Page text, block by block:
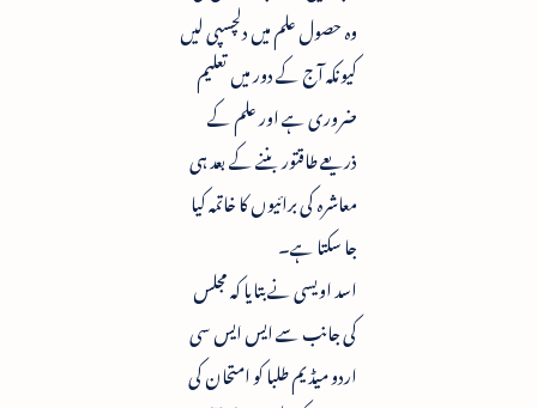
وہ حصول علم میں دلچسپی لیں
کیونکہ آج کے دور میں تعلیم
ضروری ہے اور علم کے
ذریعے طاقتور بننے کے بعد ہی
معاشرہ کی برائیوں کا خاتمہ کیا
جا سکتا ہے۔
اسد اویسی نے بتایا کہ مجلس
کی جانب سے ایس ایس سی
اردو میڈیم طلبا کو امتحان کی